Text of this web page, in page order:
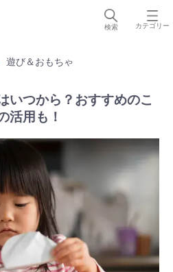
検索 カテゴリー
遊び＆おもちゃ
いつから？おすすめのこ
活用も！